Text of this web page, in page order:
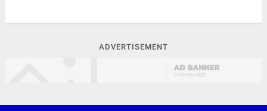
ADVERTISEMENT